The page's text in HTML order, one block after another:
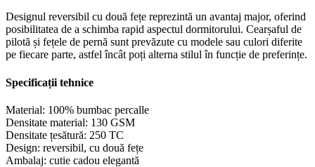
Designul reversibil cu două fețe reprezintă un avantaj major, oferind
posibilitatea de a schimba rapid aspectul dormitorului. Cearșaful de
pilotă și fețele de pernă sunt prevăzute cu modele sau culori diferite
pe fiecare parte, astfel încât poți alterna stilul în funcție de preferințe.
Specificații tehnice
Material: 100% bumbac percalle
Densitate material: 130 GSM
Densitate țesătură: 250 TC
Design: reversibil, cu două fețe
Ambalaj: cutie cadou elegantă